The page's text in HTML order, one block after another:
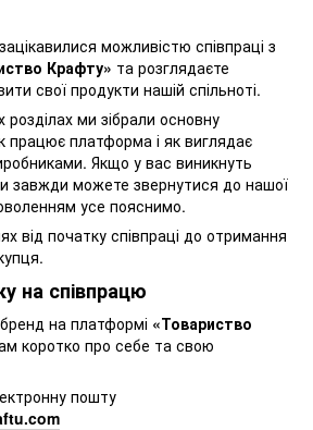
можливістю співпраці з
Крафту» та розглядаєте
свої продукти нашій спільноті.
ми зібрали основну
працює платформа і як виглядає
Якщо у вас виникнуть
завжди можете звернутися до нашої
усе пояснимо.
від початку співпраці до отримання
на співпрацю
на платформі «Товариство
коротко про себе та свою
пошту